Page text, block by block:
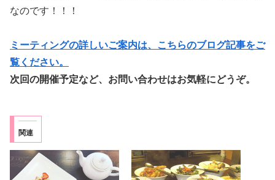
なのです！！！
ミーティングの詳しいご案内は、こちらのブログ記事をご
覧ください。
次回の開催予定など、お問い合わせはお気軽にどうぞ。
関連